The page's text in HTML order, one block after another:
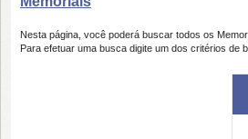
Nesta página, você poderá buscar todos os
Para efetuar uma busca digite um dos critérios de